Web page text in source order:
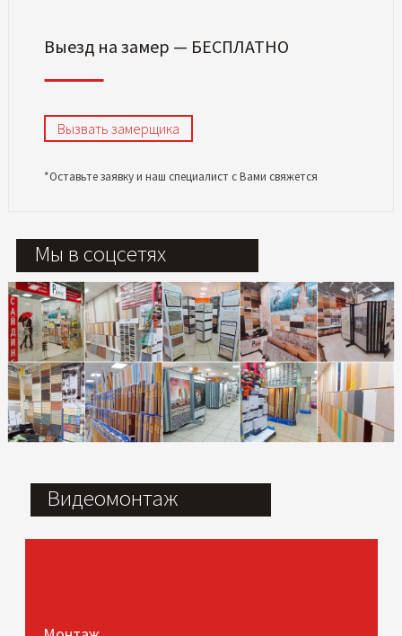
Выезд на замер — БЕСПЛАТНО
Вызвать замерщика
*Оставьте заявку и наш специалист с Вами свяжется
Мы в соцсетях
Видеомонтаж